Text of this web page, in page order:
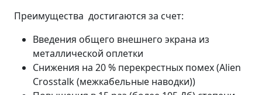
Преимущества достигаются за счет:
Введения общего внешнего экрана из
металлической оплетки
Снижения на 20 % перекрестных помех (Alien
Crosstalk (межкабельные наводки))